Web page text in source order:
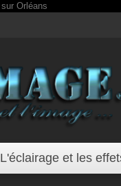
L'éclairage et les